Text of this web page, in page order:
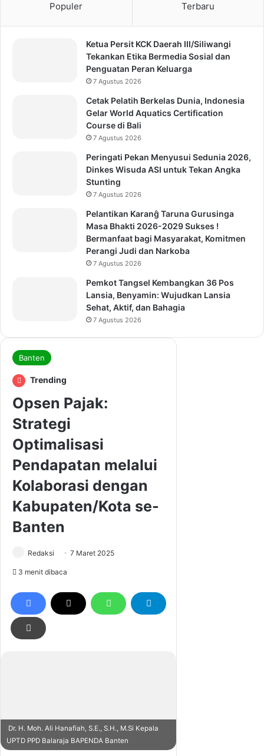
Populer Terbaru
Ketua Persit KCK Daerah III/Siliwangi
Tekankan Etika Bermedia Sosial dan
Penguatan Peran Keluarga
7 Agustus 2026
Cetak Pelatih Berkelas Dunia, Indonesia
Gelar World Aquatics Certification
Course di Bali
7 Agustus 2026
Peringati Pekan Menyusui Sedunia 2026,
Dinkes Wisuda ASI untuk Tekan Angka
Stunting
7 Agustus 2026
Pelantikan Karanĝ Taruna Gurusinga
Masa Bhakti 2026-2029 Sukses !
Bermanfaat bagi Masyarakat, Komitmen
Perangi Judi dan Narkoba
7 Agustus 2026
Pemkot Tangsel Kembangkan 36 Pos
Lansia, Benyamin: Wujudkan Lansia
Sehat, Aktif, dan Bahagia
7 Agustus 2026